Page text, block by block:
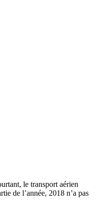
le transport aérien
de l’année, 2018 n’a pas